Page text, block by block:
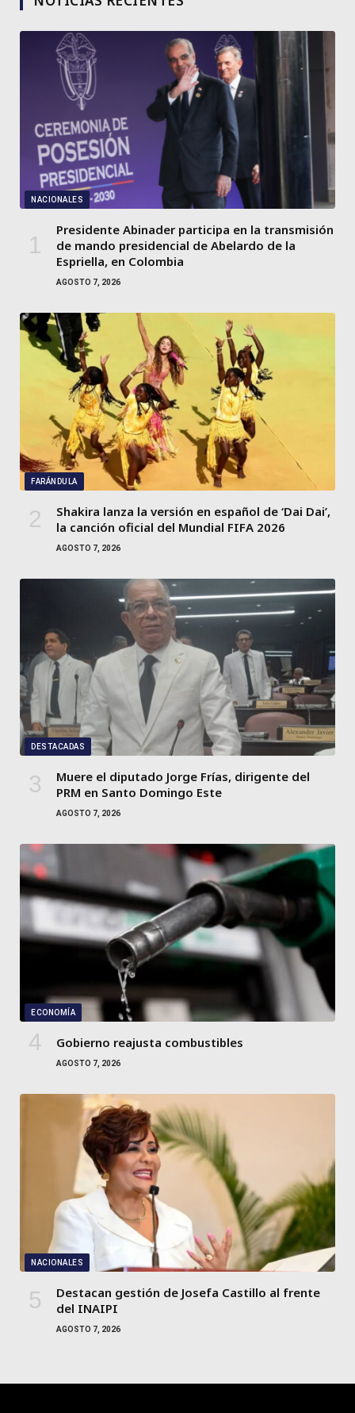
NACIONALES
Presidente Abinader participa en la transmisión
de mando presidencial de Abelardo de la
Espriella, en Colombia
AGOSTO 7, 2026
FARÁNDULA
Shakira lanza la versión en español de ‘Dai Dai’,
la canción oficial del Mundial FIFA 2026
AGOSTO 7, 2026
DESTACADAS
Muere el diputado Jorge Frías, dirigente del
PRM en Santo Domingo Este
AGOSTO 7, 2026
ECONOMÍA
Gobierno reajusta combustibles
AGOSTO 7, 2026
NACIONALES
Destacan gestión de Josefa Castillo al frente
del INAIPI
AGOSTO 7, 2026